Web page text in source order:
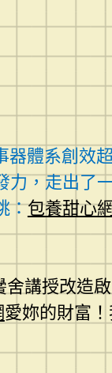
器體系創效
，走出了
：包養甜心
講授改造
愛妳的財富